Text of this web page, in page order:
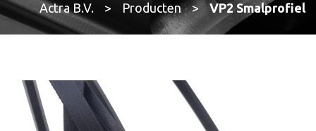
Actra B.V. > Producten > VP2 Smalprofiel